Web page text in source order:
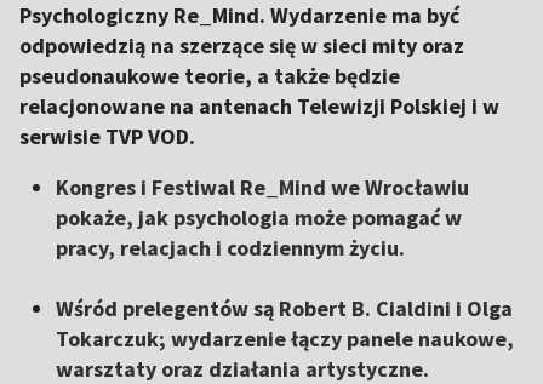
Psychologiczny Re_Mind. Wydarzenie ma być
odpowiedzią na szerzące się w sieci mity oraz
pseudonaukowe teorie, a także będzie
relacjonowane na antenach Telewizji Polskiej i w
serwisie TVP VOD.
Kongres i Festiwal Re_Mind we Wrocławiu
pokaże, jak psychologia może pomagać w
pracy, relacjach i codziennym życiu.
Wśród prelegentów są Robert B. Cialdini i Olga
Tokarczuk; wydarzenie łączy panele naukowe,
warsztaty oraz działania artystyczne.